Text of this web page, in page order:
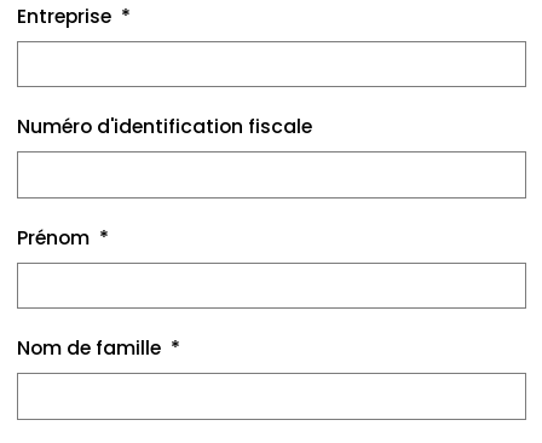
Entreprise
Numéro d'identification fiscale
Prénom
Nom de famille